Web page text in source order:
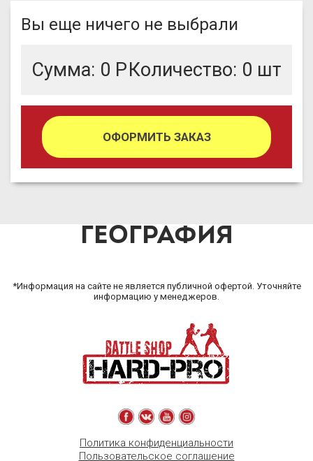
Вы еще ничего не выбрали
Сумма: 0 РКоличество: 0 шт
ОФОРМИТЬ ЗАКАЗ
ГЕОГРАФИЯ
*Информация на сайте не является публичной офертой. Уточняйте
информацию у менеджеров.
Политика конфиденциальности
Пользовательское соглашение